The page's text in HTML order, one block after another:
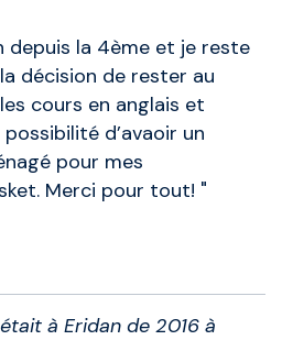
depuis la 4ème et je reste
décision de rester au
cours en anglais et
d’avaoir un
pour mes
Merci pour tout! "
était à Eridan de 2016 à